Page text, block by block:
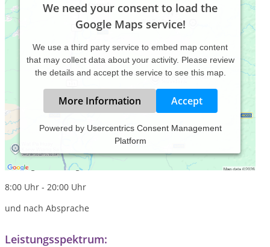
We need your consent to load the
Google Maps service!
We use a third party service to embed map content
that may collect data about your activity. Please review
the details and accept the service to see this map.
More Information Accept
Powered by Usercentrics Consent Management
Platform
Praxiszeiten:
Montag bis Freitag
8:00 Uhr - 20:00 Uhr
und nach Absprache
Leistungsspektrum: